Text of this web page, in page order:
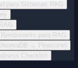
para Sistemas RAG
para RAG
→ Pinecone)
Checklist